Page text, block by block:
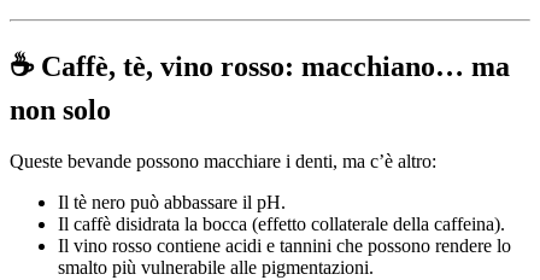
☕ Caffè, tè, vino rosso: macchiano… ma
non solo
Queste bevande possono macchiare i denti, ma c’è altro:
Il tè nero può abbassare il pH.
Il caffè disidrata la bocca (effetto collaterale della caffeina).
Il vino rosso contiene acidi e tannini che possono rendere lo
smalto più vulnerabile alle pigmentazioni.